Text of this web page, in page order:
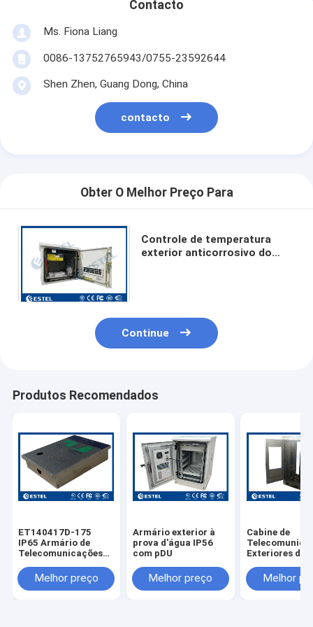
Contacto
Ms. Fiona Liang
0086-13752765943/0755-23592644
Shen Zhen, Guang Dong, China
contacto
Obter O Melhor Preço Para
Controle de temperatura
exterior anticorrosivo do
Continue
Produtos Recomendados
ET140417D-175
IP65 Armário de
Telecomunicações
Inoxidável Montado
na Parede
Melhor preço
Armário exterior à
prova d'água IP56
com pDU
Melhor preço
Cabine de
Exteriores de
ET7585180A-
Com Duas
Melhor